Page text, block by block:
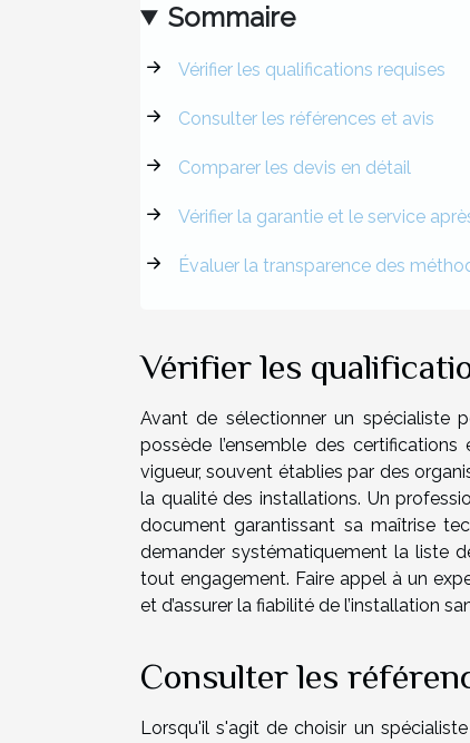
Sommaire
Vérifier les qualifications requises
Consulter les références et avis
Comparer les devis en détail
Vérifier la garantie et le service
Évaluer la transparence des
Vérifier les
Avant de sélectionner un spécialiste
possède l’ensemble des
vigueur, souvent établies par des
la qualité des installations. Un
document garantissant sa maîtrise
demander systématiquement la liste
tout engagement. Faire appel à un
et d’assurer la fiabilité de l’installation
Consulter les
Lorsqu'il s'agit de choisir un